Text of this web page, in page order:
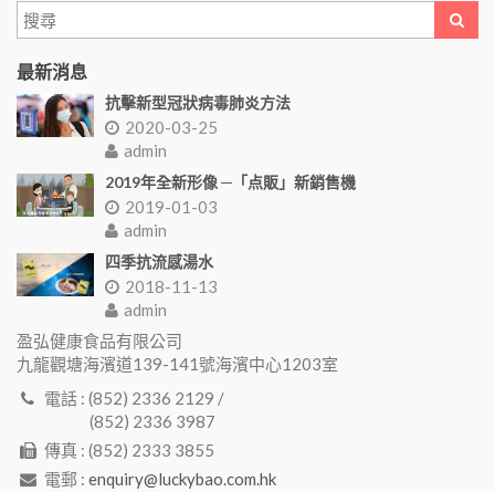
最新消息
抗擊新型冠狀病毒肺炎方法
2020-03-25
admin
2019年全新形像 ─「点販」新銷售機
2019-01-03
admin
四季抗流感湯水
2018-11-13
admin
盈弘健康食品有限公司
九龍觀塘海濱道139-141號海濱中心1203室
電話 : (852) 2336 2129 /
(852) 2336 3987
傳真 : (852) 2333 3855
電郵 : enquiry@luckybao.com.hk